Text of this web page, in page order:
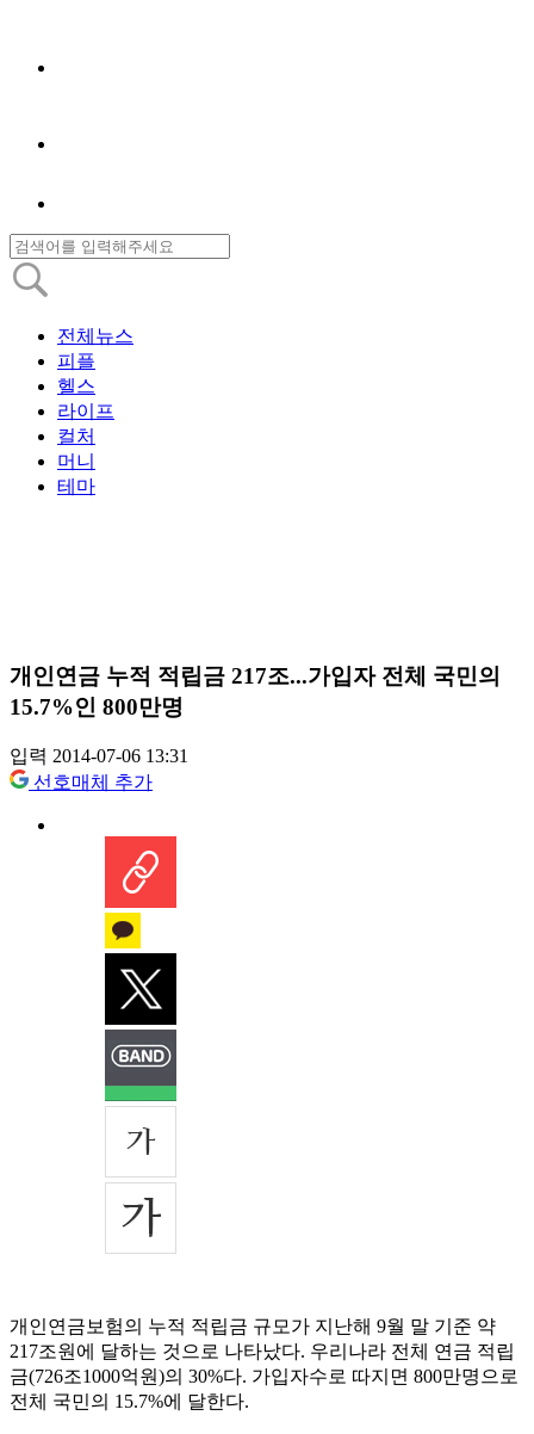
전체뉴스
피플
헬스
라이프
컬처
머니
테마
개인연금 누적 적립금 217조...가입자 전체 국민의
15.7%인 800만명
입력 2014-07-06 13:31
선호매체 추가
개인연금보험의 누적 적립금 규모가 지난해 9월 말 기준 약
217조원에 달하는 것으로 나타났다. 우리나라 전체 연금 적립
금(726조1000억원)의 30%다. 가입자수로 따지면 800만명으로
전체 국민의 15.7%에 달한다.